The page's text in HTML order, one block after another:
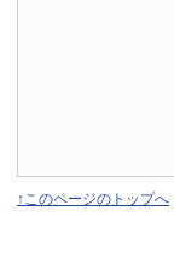
↑このページのトップへ